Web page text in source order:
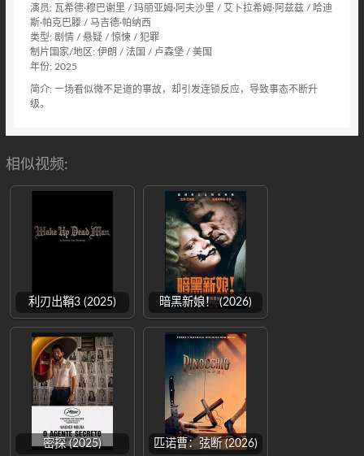
演员: 瓦希德·穆巴谢里 / 玛丽亚姆·阿夫沙里 / 艾卜拉希姆·阿兹兹 / 哈迪
斯·帕克巴滕 / 马吉德·帕纳西
类型: 剧情 / 悬疑 / 惊悚 / 犯罪
制片国家/地区: 伊朗 / 法国 / 卢森堡 / 美国
年份: 2025
简介: 一场看似微不足道的事故，却引发连锁反应，导致事态不断升
级。
相似视频:
利刃出鞘3 (2025) 暗黑新娘！ (2026)
密探 (2025) 匹诺曹：弦断 (2026)